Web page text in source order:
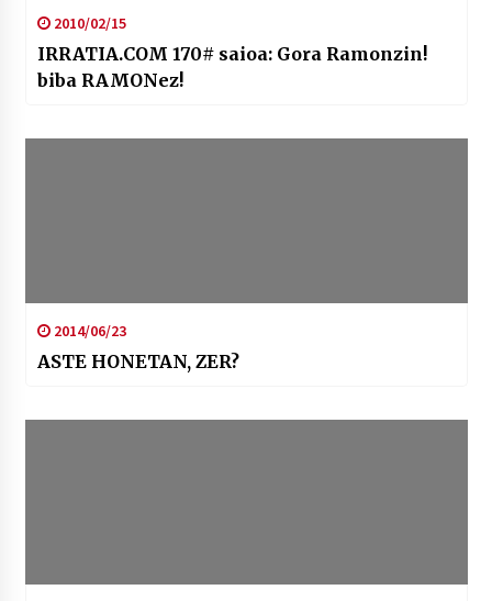
2010/02/15
IRRATIA.COM 170# saioa: Gora Ramonzin!
biba RAMONez!
2014/06/23
ASTE HONETAN, ZER?